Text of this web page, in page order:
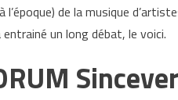
l’époque) de la musique
entrainé un long débat, le voici.
Sincever